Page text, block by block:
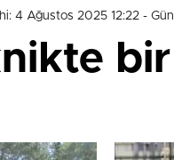
4 Ağustos 2025 12:22 -